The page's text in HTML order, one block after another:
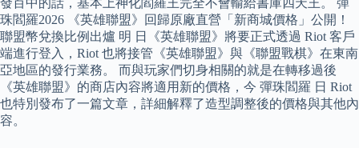
發百中的話，基本上神化閻羅王完全不會輸給書庫四天王。 彈
珠閻羅2026 《英雄聯盟》回歸原廠直營「新商城價格」公開！
聯盟幣兌換比例出爐 明 日《英雄聯盟》將要正式透過 Riot 客戶
端進行登入，Riot 也將接管《英雄聯盟》與《聯盟戰棋》在東南
亞地區的發行業務。 而與玩家們切身相關的就是在轉移過後
《英雄聯盟》的商店內容將適用新的價格，今 彈珠閻羅 日 Riot
也特別發布了一篇文章，詳細解釋了造型調整後的價格與其他內
容。